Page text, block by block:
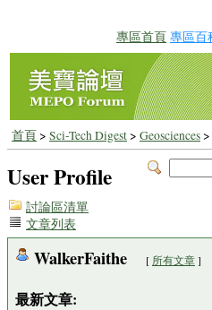
專區首頁 專區百
首頁> Sci-Tech Digest> Geosciences
User Profile
討論區清單
文章列表
WalkerFaithe [ 所有文章]
最新文章: